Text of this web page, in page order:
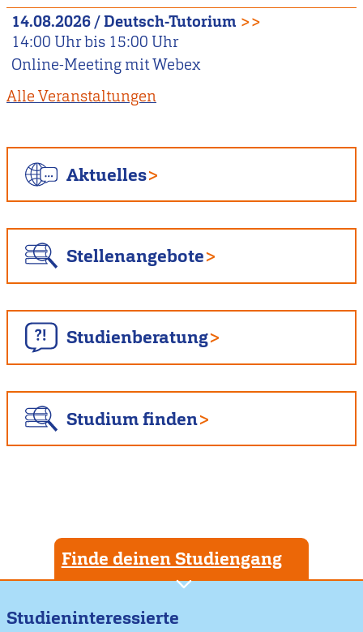
14.08.2026/Deutsch-Tutorium >>
14:00 Uhr bis 15:00 Uhr
Online-Meeting mit Webex
Alle Veranstaltungen
Aktuelles
Stellenangebote
Studienberatung
Studium finden
Finde deinen Studiengang
Studieninteressierte